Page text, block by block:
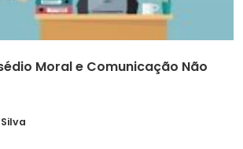
Moral e Comunicação Não